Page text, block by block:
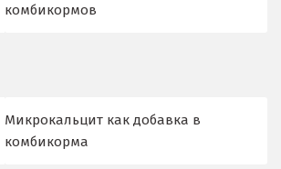
комбикормов
Микрокальцит как добавка в
комбикорма